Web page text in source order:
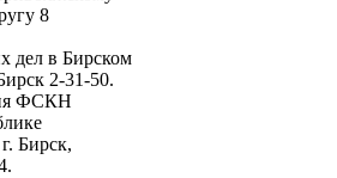
8
дел в Бирском
2-31-50.
ФСКН
Бирск,